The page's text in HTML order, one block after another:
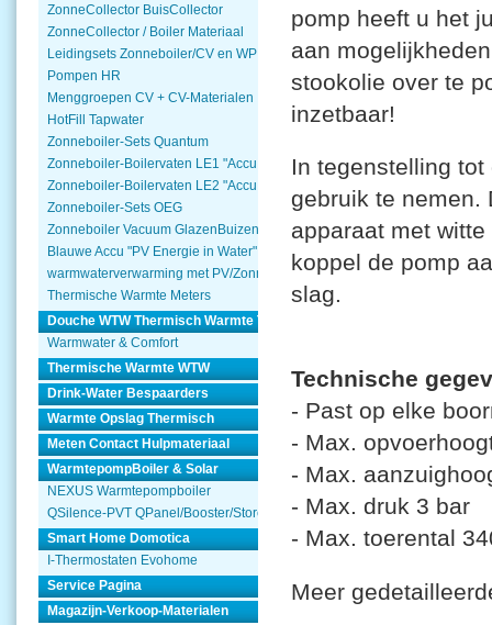
ZonneCollector BuisCollector
ZonneCollector / Boiler Materiaal
Leidingsets Zonneboiler/CV en WP
Pompen HR
Menggroepen CV + CV-Materialen
HotFill Tapwater
Zonneboiler-Sets Quantum
Zonneboiler-Boilervaten LE1 "Accu Woning Watmte"
Zonneboiler-Boilervaten LE2 "Accu Woning Watmte"
Zonneboiler-Sets OEG
Zonneboiler Vacuum GlazenBuizen
Blauwe Accu "PV Energie in Water"
warmwaterverwarming met PV/Zonnepanelen
Thermische Warmte Meters
Douche WTW Thermisch Warmte Terugwinnen
Warmwater & Comfort
Thermische Warmte WTW
Drink-Water Bespaarders
Warmte Opslag Thermisch
Meten Contact Hulpmateriaal
WarmtepompBoiler & Solar
NEXUS Warmtepompboiler
QSilence-PVT QPanel/Booster/Store
Smart Home Domotica
I-Thermostaten Evohome
Service Pagina
Magazijn-Verkoop-Materialen
pomp heeft u het
aan
stookolie over te
inzetbaar!
In tegenstelling
gebruik te nemen.
apparaat met
koppel de pomp
slag.
Technische
- Past op elke
- Max.
- Max.
- Max. druk 3 bar
- Max. toerental
Meer